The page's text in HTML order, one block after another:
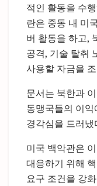
적인 활동을 수
란은 중동 내 미
버 활동을 하고,
공격, 기술 탈취
사용할 자금을
문서는 북한과
동맹국들의 이
경각심을 드러냈
미국 백악관은
대응하기 위해
요구 조건을 강